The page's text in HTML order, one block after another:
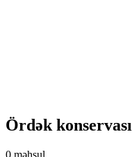
Ördək konservası
0 məhsul